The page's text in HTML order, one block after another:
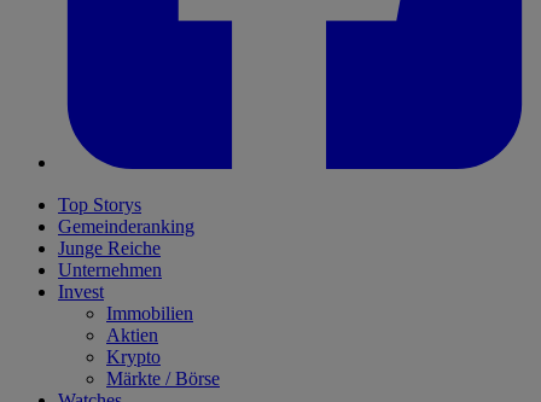
Top Storys
Gemeinderanking
Junge Reiche
Unternehmen
Invest
Immobilien
Aktien
Krypto
Märkte / Börse